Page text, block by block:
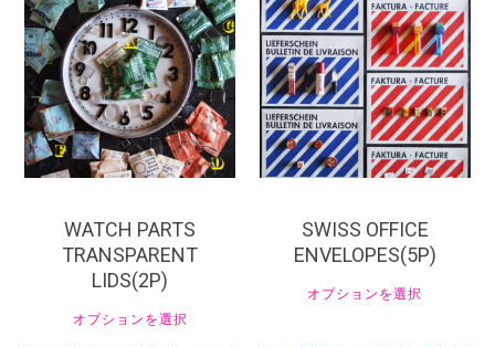
¥330
WATCH PARTS
TRANSPARENT
LIDS(2P)
オプションを選択
¥330
SWISS OFFICE
ENVELOPES(5P)
オプションを選択